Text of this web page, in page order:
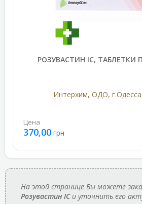
РОЗУВАСТИН IC, ТАБЛЕТКИ
Интерхим, ОДО,
Цена
370,00 грн
На этой странице Вы можете
Розувастин ICи уточнить его